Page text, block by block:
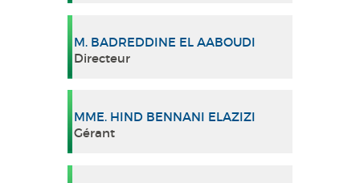
M. BADREDDINE EL AABOUDI
Directeur
MME. HIND BENNANI ELAZIZI
Gérant